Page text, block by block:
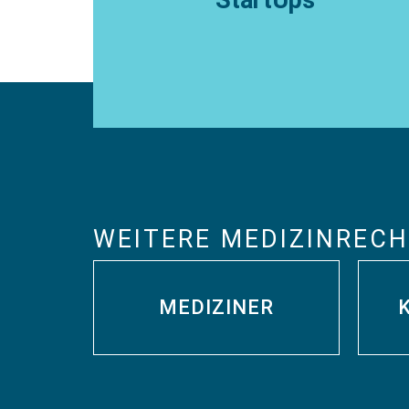
Sstart-up? Wir sorgen dafür, dass Sie Ihre
WEITERE
MEDIZINER